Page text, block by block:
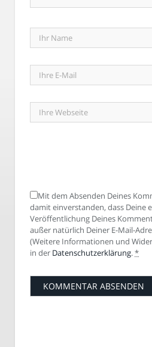
Mit dem Absenden Deines
damit einverstanden, dass Deine
Veröffentlichung Deines
außer natürlich Deiner E-Mail-
(Weitere Informationen und
in der Datenschutzerklärung.*